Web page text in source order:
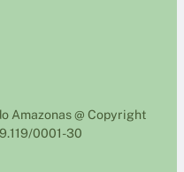
Amazonas @ Copyright
0001-30